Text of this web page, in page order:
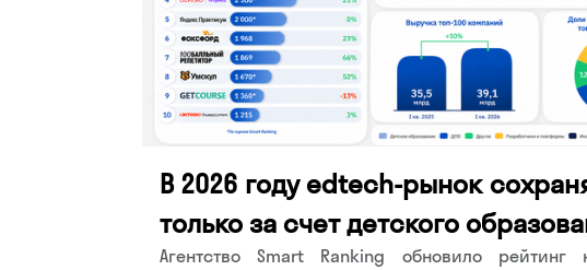
В 2026 году edtech-рынок
только за счет детского
Агентство Smart Ranking обновило рейтинг